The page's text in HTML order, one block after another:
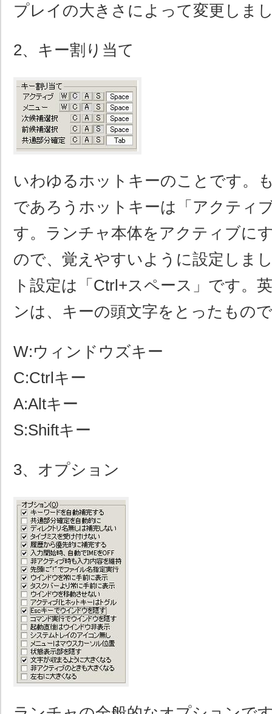
プレイの大きさによって変更しま
2、キー割り当て
いわゆるホットキーのことです。
であろうホットキーは「アクティ
す。ランチャ本体をアクティブに
ので、覚えやすいように設定しま
ト設定は「Ctrl+スペース」です。
ンは、キーの頭文字をとったもの
W:ウィンドウズキー
C:Ctrlキー
A:Altキー
S:Shiftキー
3、オプション